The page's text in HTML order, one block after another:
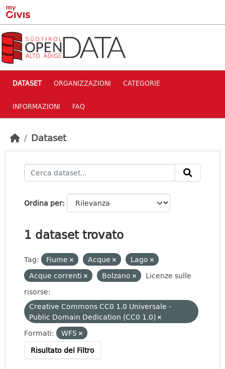
Skip to main content
DATASET ORGANIZZAZIONI CATEGORIE
INFORMAZIONI FAQ
Dataset
Ordina per
1 dataset trovato
Tag: Fiume Acque
Lago
Acque correnti
Bolzano
Licenze sulle
risorse:
Creative Commons CC0 1.0 Universale -
Public Domain Dedication (CC0 1.0)
Formati:
WFS
Risultato del Filtro